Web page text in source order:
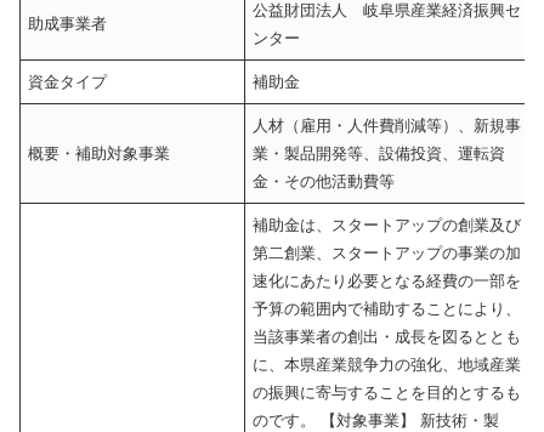
助成事業者
公益財団法人 岐阜県産業経済振興セ
ンター
資金タイプ 補助金
概要・補助対象事業
人材（雇用・人件費削減等）、新規事
業・製品開発等、設備投資、運転資
金・その他活動費等
補助金は、スタートアップの創業及び
第二創業、スタートアップの事業の加
速化にあたり必要となる経費の一部を
予算の範囲内で補助することにより、
当該事業者の創出・成長を図るととも
に、本県産業競争力の強化、地域産業
の振興に寄与することを目的とするも
のです。 【対象事業】 新技術・製